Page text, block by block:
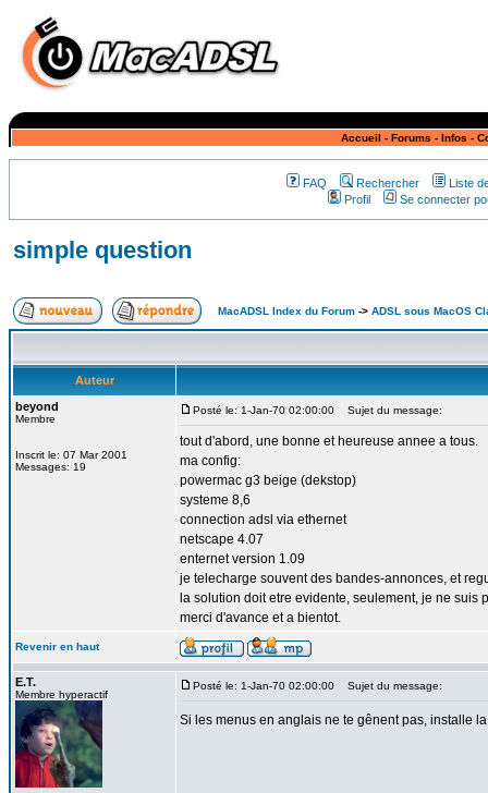
Accueil - Forums - Infos -
FAQ Rechercher
Liste
Profil
Se connecter
simple question
MacADSL Index du Forum -> ADSL sous MacOS
Auteur
beyond
Membre
Inscrit le: 07 Mar 2001
Messages: 19
Posté le: 1-Jan-70 02:00:00 Sujet du message:
tout d'abord, une bonne et heureuse annee a tous.
ma config:
powermac g3 beige (dekstop)
systeme 8,6
connection adsl via ethernet
netscape 4.07
enternet version 1.09
je telecharge souvent des bandes-annonces, et
la solution doit etre evidente, seulement, je ne
merci d'avance et a bientot.
Revenir en haut
E.T.
Membre hyperactif
Posté le: 1-Jan-70 02:00:00 Sujet du message:
Si les menus en anglais ne te gênent pas, installe